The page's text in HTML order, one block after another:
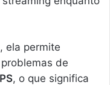
ela permite
de
, o que significa